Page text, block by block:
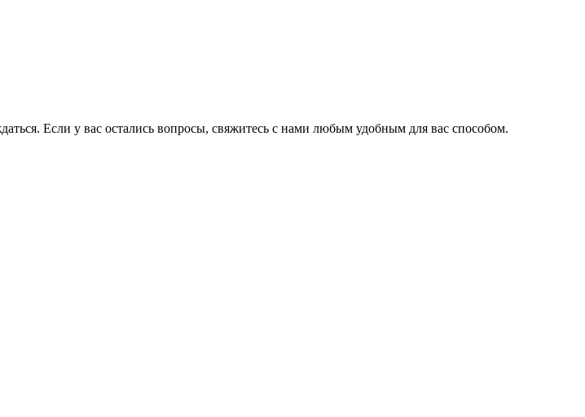
Если у вас остались вопросы, свяжитесь с нами любым удобным для вас способом.